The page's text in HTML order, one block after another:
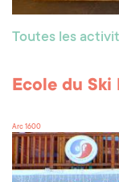
Toutes les
Ecole du Ski
Arc 1600